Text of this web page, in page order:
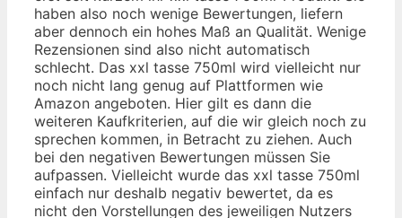
haben also noch wenige Bewertungen, liefern
aber dennoch ein hohes Maß an Qualität. Wenige
Rezensionen sind also nicht automatisch
schlecht. Das xxl tasse 750ml wird vielleicht nur
noch nicht lang genug auf Plattformen wie
Amazon angeboten. Hier gilt es dann die
weiteren Kaufkriterien, auf die wir gleich noch zu
sprechen kommen, in Betracht zu ziehen. Auch
bei den negativen Bewertungen müssen Sie
aufpassen. Vielleicht wurde das xxl tasse 750ml
einfach nur deshalb negativ bewertet, da es
nicht den Vorstellungen des jeweiligen Nutzers